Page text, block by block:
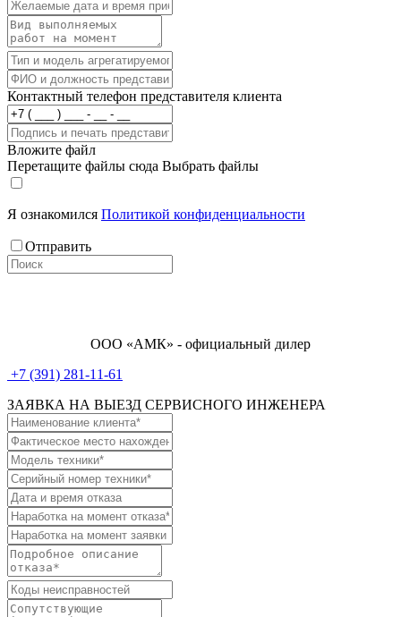
Контактный телефон представителя клиента
Вложите файл
Перетащите файлы сюда Выбрать файлы
Я ознакомился Политикой конфиденциальности
Отправить
ООО «АМК» - официальный дилер
+7 (391) 281-11-61
ЗАЯВКА НА ВЫЕЗД СЕРВИСНОГО ИНЖЕНЕРА